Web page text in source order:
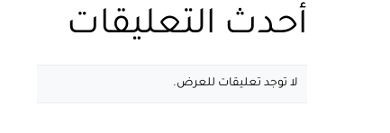
أحدث التعليقات
لا توجد تعليقات للعرض.